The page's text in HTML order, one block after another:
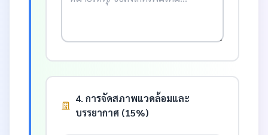
4. การจัดสภาพแวดล้อมและ
บรรยากาศ (15%)